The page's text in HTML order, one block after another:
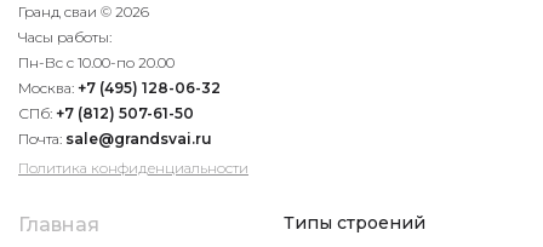
Гранд сваи © 2026
Часы работы:
Пн-Вс с 10.00-по 20.00
Москва: +7 (495) 128-06-32
СПб: +7 (812) 507-61-50
Почта: sale@grandsvai.ru
Политика конфиденциальности
Главная
Типы строений